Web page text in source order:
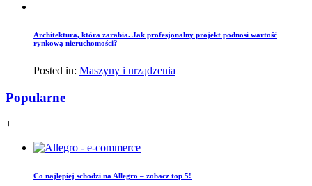
Architektura, która zarabia. Jak profesjonalny projekt podnosi wartość
rynkową nieruchomości?
Posted in: Maszyny i urządzenia
Popularne
+
Co najlepiej schodzi na Allegro – zobacz top 5!